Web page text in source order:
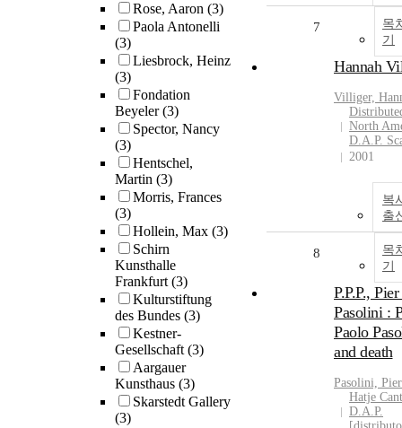
Rose, Aaron (3)
Paola Antonelli
(3)
Liesbrock, Heinz
(3)
Fondation
Beyeler(3)
Spector, Nancy
(3)
Hentschel,
Martin (3)
Morris, Frances
(3)
Hollein, Max (3)
Schirn
Kunsthalle
Frankfurt(3)
Kulturstiftung
des Bundes (3)
Kestner-
Gesellschaft(3)
Aargauer
Kunsthaus (3)
Skarstedt Gallery
(3)
목
기
7
Hannah
Villiger,
North
D.A.P.
2001
복
출
목
기
8
P.P.P.,
Pasolini :
Paolo
and death
Pasolini,
Hatje
D.A.P.